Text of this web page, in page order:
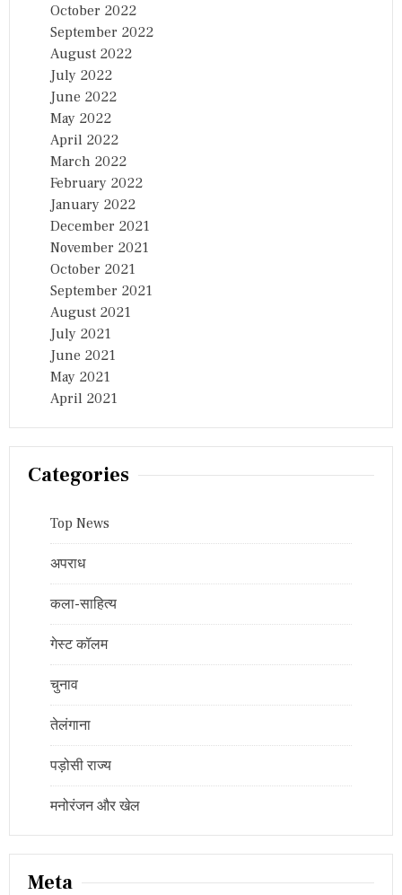
October 2022
September 2022
August 2022
July 2022
June 2022
May 2022
April 2022
March 2022
February 2022
January 2022
December 2021
November 2021
October 2021
September 2021
August 2021
July 2021
June 2021
May 2021
April 2021
Categories
Top News
अपराध
कला-साहित्य
गेस्ट कॉलम
चुनाव
तेलंगाना
पड़ोसी राज्य
मनोरंजन और खेल
Meta